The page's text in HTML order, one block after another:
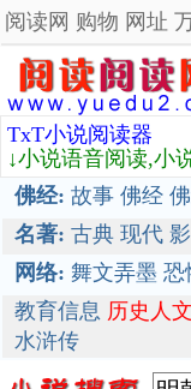
阅读网 购物 网址
TxT小说阅读器
↓小说语音阅读,小
佛经: 故事 佛经
名著: 古典 现代
网络: 舞文弄墨 恐
教育信息 历史人文
水浒传